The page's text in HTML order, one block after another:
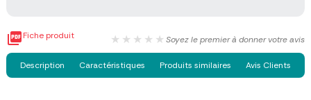
Fiche produit ★★★★★ Soyez le premier à donner votre avis
Description Caractéristiques Produits similaires Avis Clients